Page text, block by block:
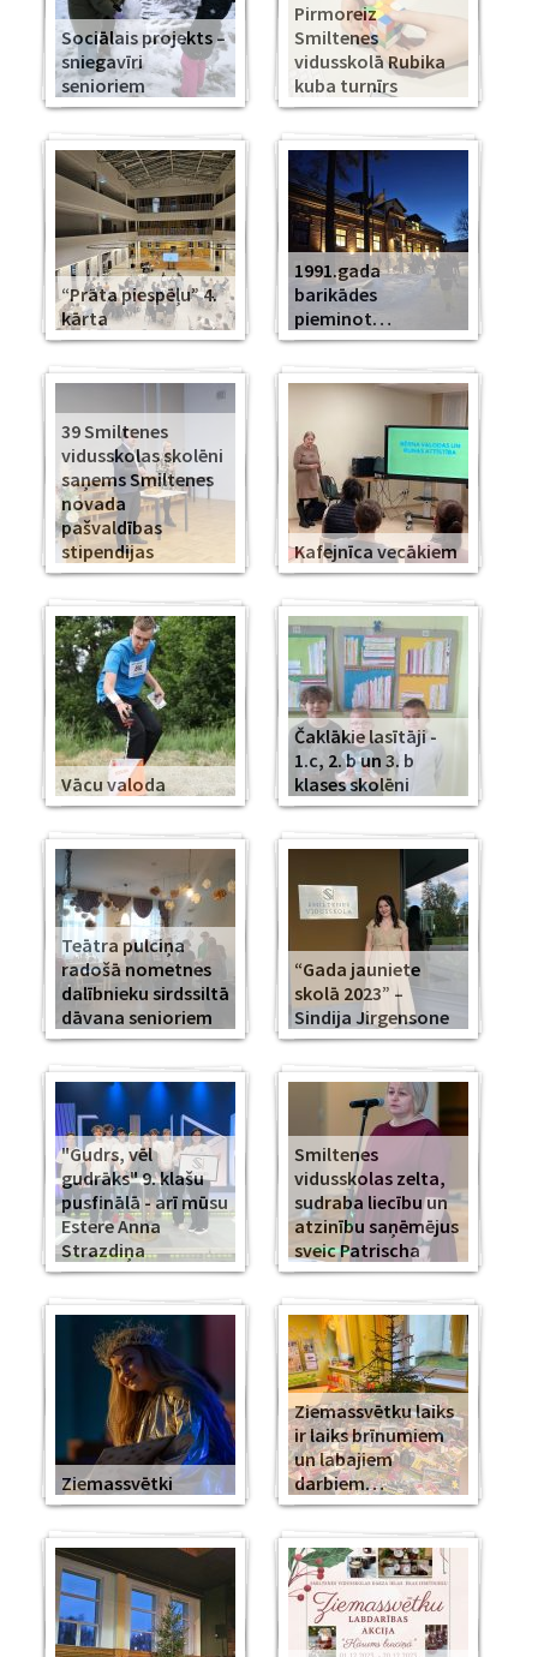
Sociālais projekts –
sniegavīri
senioriem
Pirmoreiz
Smiltenes
vidusskolā Rubika
kuba turnīrs
“Prāta piespēļu” 4.
kārta
1991.gada
barikādes
pieminot…
39 Smiltenes
vidusskolas skolēni
saņems Smiltenes
novada
pašvaldības
stipendijas
Kafejnīca vecākiem
Vācu valoda
Čaklākie lasītāji -
1.c, 2. b un 3. b
klases skolēni
Teātra pulciņa
radošā nometnes
dalībnieku sirdssiltā
dāvana senioriem
“Gada jauniete
skolā 2023” –
Sindija Jirgensone
"Gudrs, vēl
gudrāks" 9. klašu
pusfinālā - arī mūsu
Estere Anna
Strazdiņa
Smiltenes
vidusskolas zelta,
sudraba liecību un
atzinību saņēmējus
sveic Patrischa
Ziemassvētki
Ziemassvētku laiks
ir laiks brīnumiem
un labajiem
darbiem…